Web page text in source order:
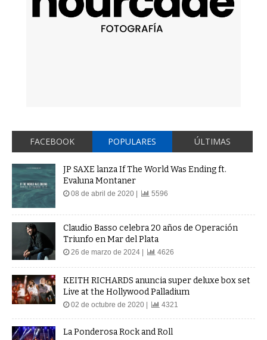
FACEBOOK POPULARES ÚLTIMAS
JP SAXE lanza If The World Was Ending ft.
Evaluna Montaner
08 de abril de 2020 | 5596
Claudio Basso celebra 20 años de Operación
Triunfo en Mar del Plata
26 de marzo de 2024 | 4626
KEITH RICHARDS anuncia super deluxe box set
Live at the Hollywood Palladium
02 de octubre de 2020 | 4321
La Ponderosa Rock and Roll